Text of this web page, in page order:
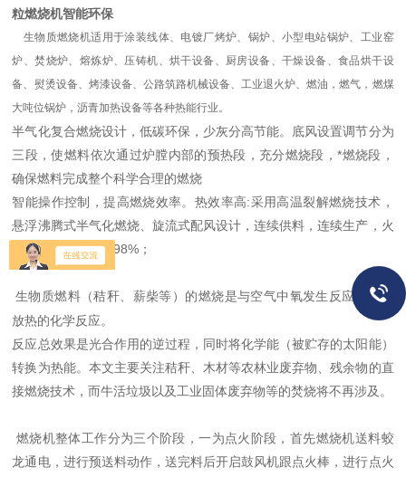
粒燃烧机智能环保
生物质燃烧机适用于涂装线体、电镀厂烤炉、锅炉、小型电站锅炉、工业窑
炉、焚烧炉、熔炼炉、压铸机、烘干设备、厨房设备、干燥设备、食品烘干设
备、熨烫设备、烤漆设备、公路筑路机械设备、工业退火炉、燃油，燃气，燃煤
大吨位锅炉，沥青加热设备等各种热能行业。
半气化复合燃烧设计，低碳环保，少灰分高节能。底风设置调节分为
三段，使燃料依次通过炉膛内部的预热段，充分燃烧段，*燃烧段，
确保燃料完成整个科学合理的燃烧
智能操作控制，提高燃烧效率。热效率高:采用高温裂解燃烧技术，
悬浮沸腾式半气化燃烧、旋流式配风设计，连续供料，连续生产，火
焰稳定，燃烧率达98%；
生物质燃料（秸秆、薪柴等）的燃烧是与空气中氧发生反应并强烈
放热的化学反应。
反应总效果是光合作用的逆过程，同时将化学能（被贮存的太阳能）
转换为热能。本文主要关注秸秆、木材等农林业废弃物、残余物的直
接燃烧技术，而牛活垃圾以及工业固体废弃物等的焚烧将不再涉及。
燃烧机整体工作分为三个阶段，一为点火阶段，首先燃烧机送料蛟
龙通电，进行预送料动作，送完料后开启鼓风机跟点火棒，进行点火